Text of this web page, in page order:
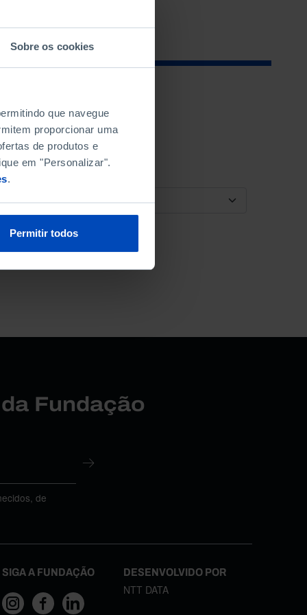
Sobre os cookies
que navegue
proporcionar uma
de produtos e
em "Personalizar".
.
Permitir todos
ORDENAR POR
Fundação
de
SIGA A FUNDAÇÃO DESENVOLVIDO POR
NTT DATA